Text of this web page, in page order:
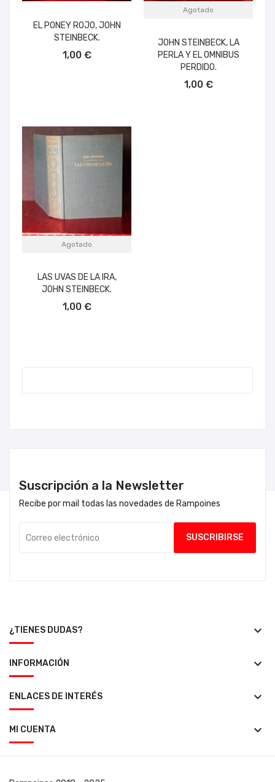
EL PONEY ROJO, JOHN
STEINBECK.
1,00 €
Agotado
JOHN STEINBECK, LA
PERLA Y EL OMNIBUS
PERDIDO.
1,00 €
Agotado
LAS UVAS DE LA IRA,
JOHN STEINBECK.
1,00 €
Suscripción a la Newsletter
Recibe por mail todas las novedades de Rampoines
¿TIENES DUDAS? keyboard_arrow_down
INFORMACIÓN keyboard_arrow_down
ENLACES DE INTERÉS keyboard_arrow_down
MI CUENTA keyboard_arrow_down